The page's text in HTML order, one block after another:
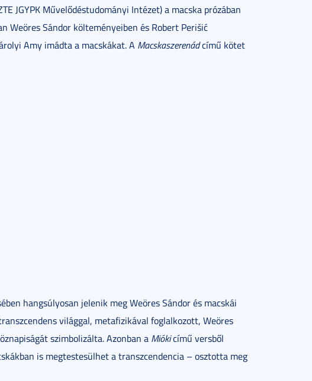
JGYPK Művelődéstudományi Intézet) a macska prózában
Weöres Sándor költeményeiben és Robert Perišić
Amy imádta a macskákat. A Macskaszerenádcímű kötet
hangsúlyosan jelenik meg Weöres Sándor és macskái
világgal, metafizikával foglalkozott, Weöres
szimbolizálta. Azonban a Miókicímű versből
is megtestesülhet a transzcendencia – osztotta meg